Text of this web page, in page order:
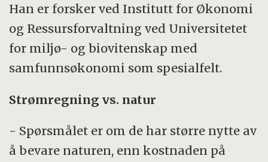
Han er forsker ved Institutt for Økonomi
og Ressursforvaltning ved Universitetet
for miljø- og biovitenskap med
samfunnsøkonomi som spesialfelt.
Strømregning vs. natur
- Spørsmålet er om de har større nytte av
å bevare naturen, enn kostnaden på